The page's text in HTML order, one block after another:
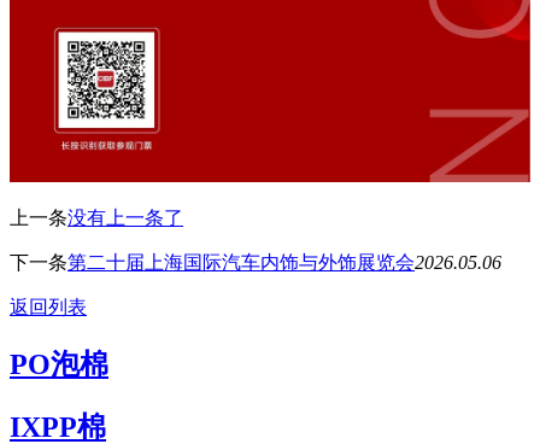
上一条没有上一条了
下一条第二十届上海国际汽车内饰与外饰展览会2026.05.06
返回列表
PO泡棉
IXPP棉